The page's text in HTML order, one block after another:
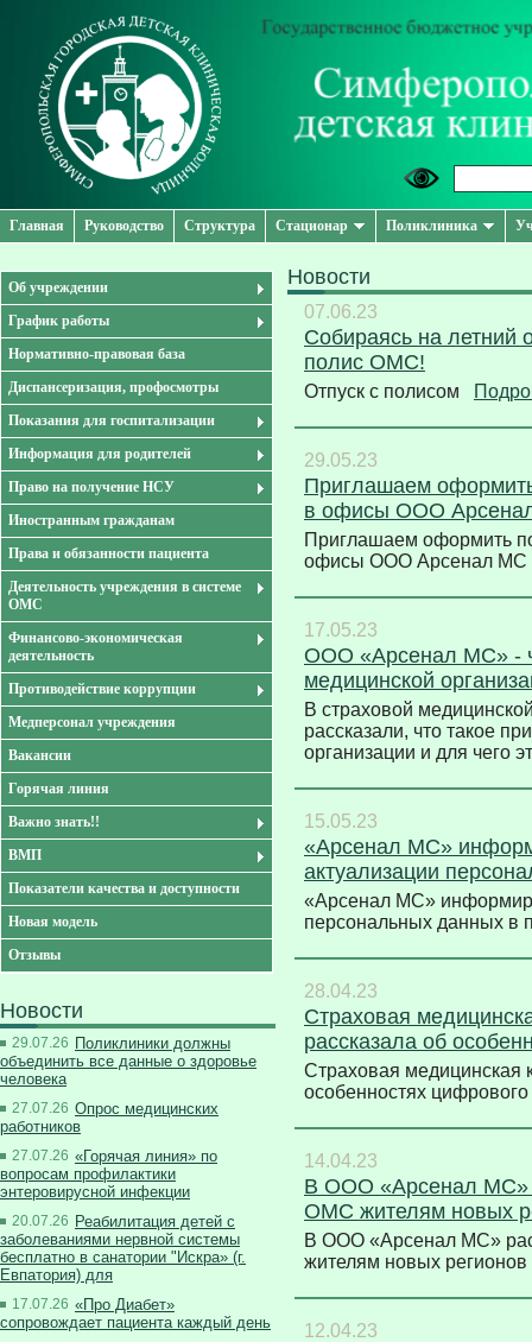
Главная Руководство Структура Стационар Поликлиника
Об учреждении
График работы
Нормативно-правовая база
Диспансеризация, профосмотры
Показания для госпитализации
Информация для родителей
Право на получение НСУ
Иностранным гражданам
Права и обязанности пациента
Деятельность учреждения в системе
ОМС
Финансово-экономическая
деятельность
Противодействие коррупции
Медперсонал учреждения
Вакансии
Горячая линия
Важно знать!!
ВМП
Показатели качества и доступности
Новая модель
Отзывы
Новости
29.07.26 Поликлиники должны
объединить все данные о здоровье
человека
27.07.26 Опрос медицинских
работников
27.07.26 «Горячая линия» по
вопросам профилактики
энтеровирусной инфекции
20.07.26 Реабилитация детей с
заболеваниями нервной системы
бесплатно в санатории "Искра» (г.
Евпатория) для
17.07.26 «Про Диабет»
сопровождает пациента каждый день
Новости
07.06.23
Собираясь на летний
полис ОМС!
Отпуск с полисом
29.05.23
Приглашаем
в офисы ООО
Приглашаем оформить
офисы ООО Арсенал
17.05.23
ООО «Арсенал МС» -
медицинской
В страховой
рассказали, что такое
организации и для чего
15.05.23
«Арсенал МС»
актуализации
«Арсенал МС»
персональных данных
28.04.23
Страховая
рассказала об
Страховая медицинская
особенностях
14.04.23
В ООО «Арсенал МС»
ОМС жителям новых
В ООО «Арсенал МС»
жителям новых
12.04.23